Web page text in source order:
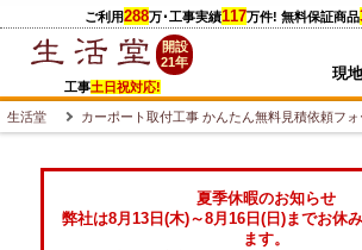
ご利用288万･工事実績117万件! 無料保証商品
開設
21年
工事土日祝対応!
現
生活堂 カーポート取付工事 かんたん無料見積依頼フォ
夏季休暇のお知らせ
弊社は8月13日(木)～8月16日(日)までお休
ます。